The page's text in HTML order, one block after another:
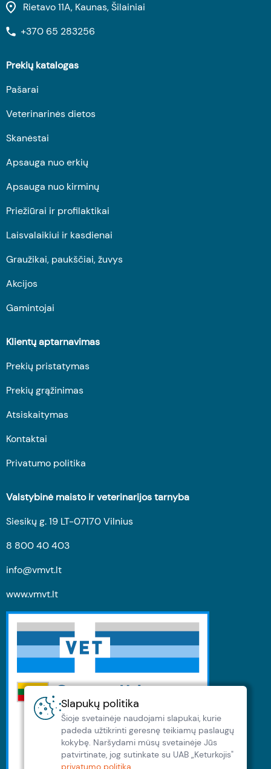
Slapukų politika
Šioje svetainėje naudojami slapukai, kurie
padeda užtikrinti geresnę teikiamų paslaugų
kokybę. Naršydami müsų svetainėje Jūs
patvirtinate, jog sutinkate su UAB „Keturkojis"
privatumo politika
Rietavo 11A, Kaunas, Šilainiai
+370 65 283256
Prekių katalogas
Pašarai
Veterinarinės dietos
Skanėstai
Apsauga nuo erkių
Apsauga nuo kirminų
Priežiūrai ir profilaktikai
Laisvalaikiui ir kasdienai
Graužikai, paukščiai, žuvys
Akcijos
Gamintojai
Klientų aptarnavimas
Prekių pristatymas
Prekių grąžinimas
Atsiskaitymas
Kontaktai
Privatumo politika
Valstybinė maisto ir veterinarijos tarnyba
Siesikų g. 19 LT-07170 Vilnius
8 800 40 403
info@vmvt.lt
www.vmvt.lt